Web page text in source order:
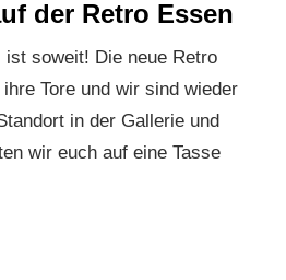
der Retro Essen
ist soweit! Die neue Retro
Tore und wir sind wieder
in der Gallerie und
wir euch auf eine Tasse